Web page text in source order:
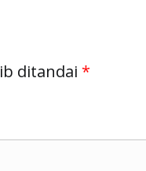
ditandai *